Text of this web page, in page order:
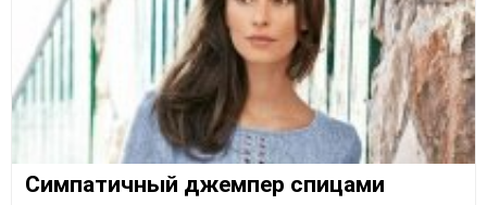
Симпатичный джемпер спицами